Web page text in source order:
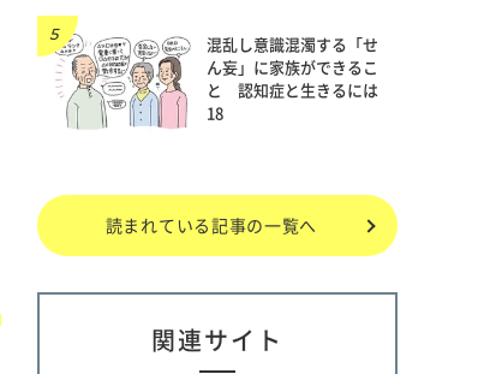
混乱し意識混濁する「せ
ん妄」に家族ができるこ
と 認知症と生きるには
18
読まれている記事の一覧へ
関連サイト